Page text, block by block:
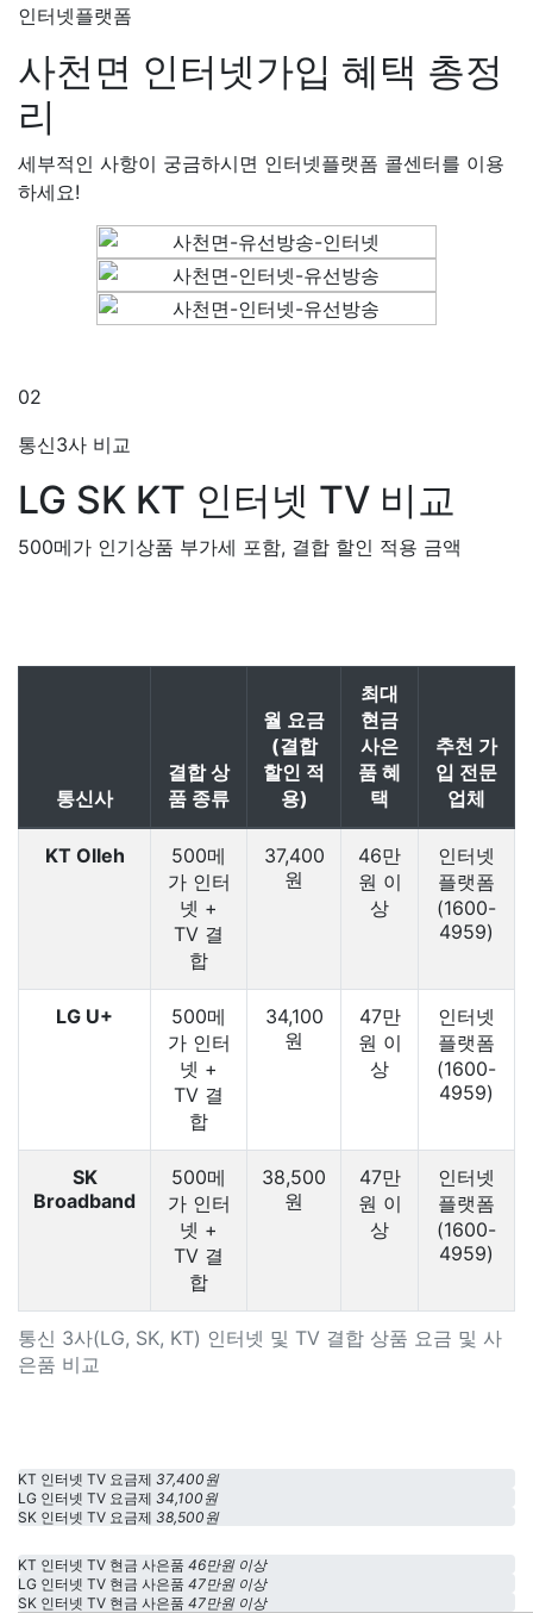
인터넷플랫폼
사천면 인터넷가입 혜택 총정
리
세부적인 사항이 궁금하시면 인터넷플랫폼 콜센터를 이용
하세요!
02
통신3사 비교
LG SK KT 인터넷 TV 비교
500메가 인기상품 부가세 포함, 결합 할인 적용 금액
통신 3사(LG, SK, KT) 인터넷 및 TV 결합 상품 요금 및 사
은품 비교
통신사
결합 상
품 종류
월 요금
(결합
할인 적
용)
최대
현금
사은
품 혜
택
추천 가
입 전문
업체
KT Olleh
500메
가 인터
넷 +
TV 결
합
37,400
원
46만
원 이
상
인터넷
플랫폼
(1600-
4959)
LG U+
500메
가 인터
넷 +
TV 결
합
34,100
원
47만
원 이
상
인터넷
플랫폼
(1600-
4959)
SK
Broadband
500메
가 인터
넷 +
TV 결
합
38,500
원
47만
원 이
상
인터넷
플랫폼
(1600-
4959)
KT 인터넷 TV 요금제 37,400원
LG 인터넷 TV 요금제 34,100원
SK 인터넷 TV 요금제 38,500원
KT 인터넷 TV 현금 사은품 46만원 이상
LG 인터넷 TV 현금 사은품 47만원 이상
SK 인터넷 TV 현금 사은품 47만원 이상